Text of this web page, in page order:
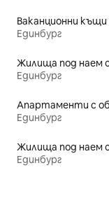
Единбург
Единбург
Единбург
Единбург